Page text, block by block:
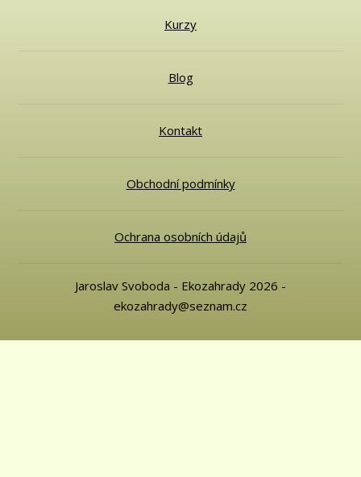
Kurzy
Blog
Kontakt
Obchodní podmínky
Ochrana osobních údajů
Jaroslav Svoboda - Ekozahrady 2026 -
ekozahrady@seznam.cz